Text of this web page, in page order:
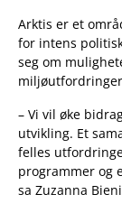
Arktis er et
for intens
seg om
– Vi vil øke
utvikling. Et
felles
programmer og
sa Zuzanna